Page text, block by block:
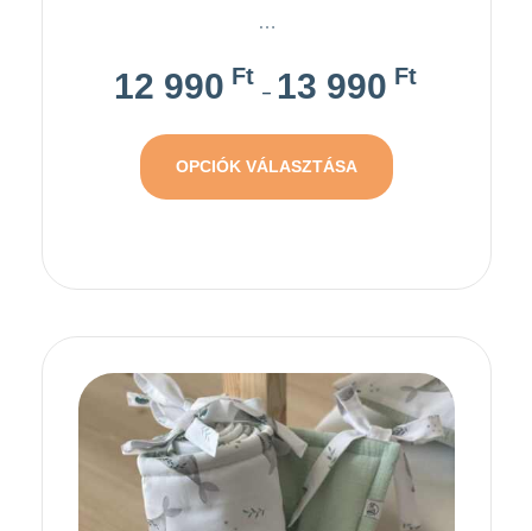
…
12 990Ft
– 13 990Ft
OPCIÓK VÁLASZTÁSA